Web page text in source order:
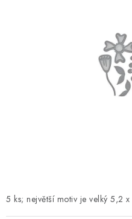
Moje
5 ks; největší motiv je velký 5,2